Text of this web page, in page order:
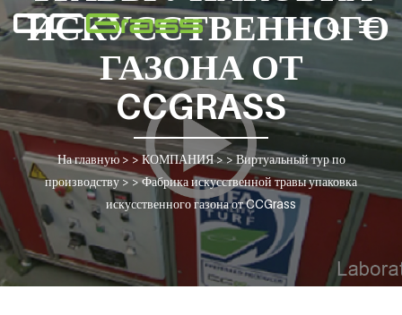
ИСКУССТВЕННОГО
ГАЗОНА ОТ
CCGRASS
На главную> >КОМПАНИЯ> > Виртуальный тур по
производству> >Фабрика искусственной травы упаковка
искусственного газона от CCGrass